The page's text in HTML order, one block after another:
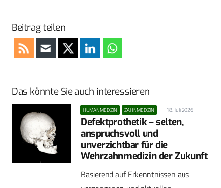
Beitrag teilen
Das könnte Sie auch interessieren
HUMANMEDIZIN ZAHNMEDIZIN 18. Juli 2026
Defektprothetik – selten,
anspruchsvoll und
unverzichtbar für die
Wehrzahnmedizin der Zukunft
Basierend auf Erkenntnissen aus